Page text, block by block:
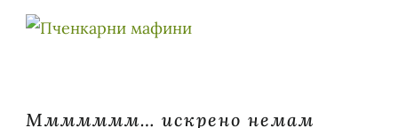
Ммммммм… искрено немам